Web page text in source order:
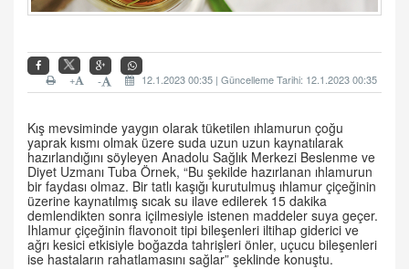
12.1.2023 00:35 | Güncelleme Tarihi: 12.1.2023 00:35
-
+
Kış mevsiminde yaygın olarak tüketilen ıhlamurun çoğu
yaprak kısmı olmak üzere suda uzun uzun kaynatılarak
hazırlandığını söyleyen Anadolu Sağlık Merkezi Beslenme ve
Diyet Uzmanı Tuba Örnek, “Bu şekilde hazırlanan ıhlamurun
bir faydası olmaz. Bir tatlı kaşığı kurutulmuş ıhlamur çiçeğinin
üzerine kaynatılmış sıcak su ilave edilerek 15 dakika
demlendikten sonra içilmesiyle istenen maddeler suya geçer.
Ihlamur çiçeğinin flavonoit tipi bileşenleri iltihap giderici ve
ağrı kesici etkisiyle boğazda tahrişleri önler, uçucu bileşenleri
ise hastaların rahatlamasını sağlar” şeklinde konuştu.